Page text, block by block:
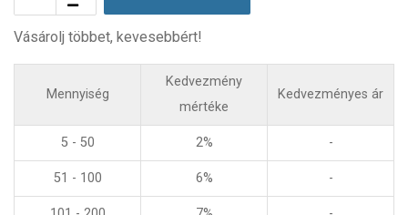
Vásárolj többet, kevesebbért!
Mennyiség
Kedvezmény
mértéke
Kedvezményes ár
5 - 50 2% -
51 - 100 6% -